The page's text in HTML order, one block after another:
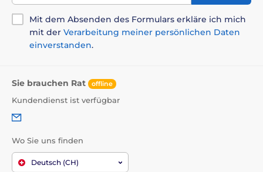
Farbe des Trackers: dunkelblau
Farbe des Halsband-Clips: dunkelblau
Geeignet für Halsbänder mit max. Breite 2 cm
Mit dem Absenden des Formulars erkläre ich mich
mit der Verarbeitung meiner persönlichen Daten
einverstanden.
Sie brauchen Rat offline
Kundendienst ist verfügbar
Wo Sie uns finden
Deutsch (CH)